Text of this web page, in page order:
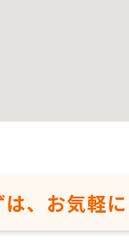
は、お気軽に